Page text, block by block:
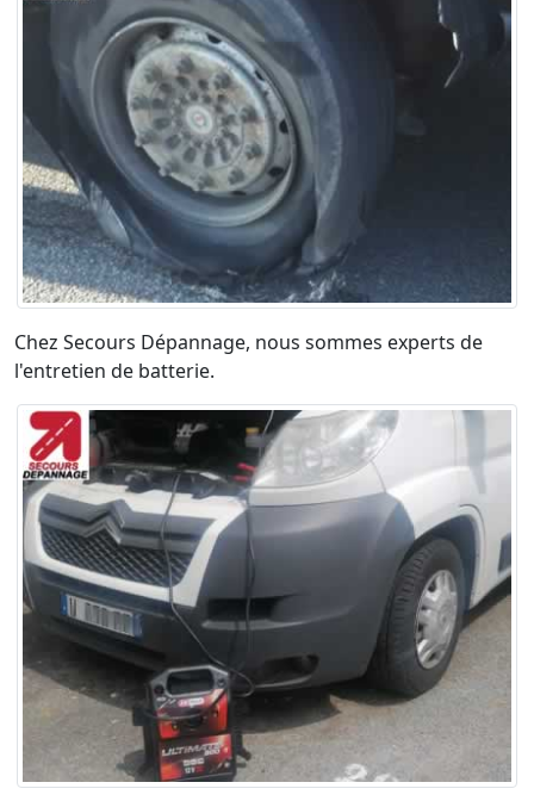
Chez Secours Dépannage, nous sommes experts de
l'entretien de batterie.